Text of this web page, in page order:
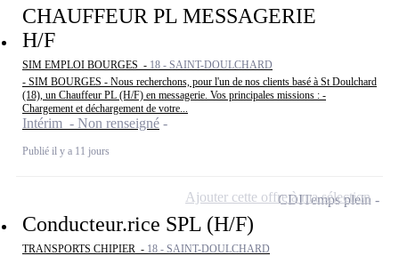
CHAUFFEUR PL MESSAGERIE
H/F
SIM EMPLOI BOURGES - 18 - SAINT-DOULCHARD
- SIM BOURGES - Nous recherchons, pour l'un de nos clients basé à St Doulchard
(18), un Chauffeur PL (H/F) en messagerie. Vos principales missions : -
Chargement et déchargement de votre...
Intérim - Non renseigné
Publié il y a 11 jours
Conducteur.rice SPL (H/F)
TRANSPORTS CHIPIER - 18 - SAINT-DOULCHARD
CDITemps plein
Ajouter cette offre à ma sélection